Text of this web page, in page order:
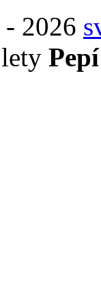
2026